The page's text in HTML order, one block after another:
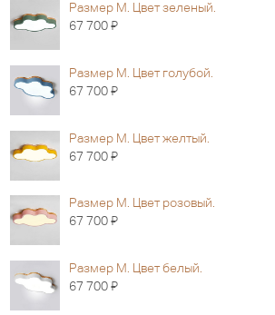
Размер M. Цвет зеленый.
67 700Я
Размер M. Цвет голубой.
67 700Я
Размер M. Цвет желтый.
67 700Я
Размер M. Цвет розовый.
67 700Я
Размер M. Цвет белый.
67 700Я